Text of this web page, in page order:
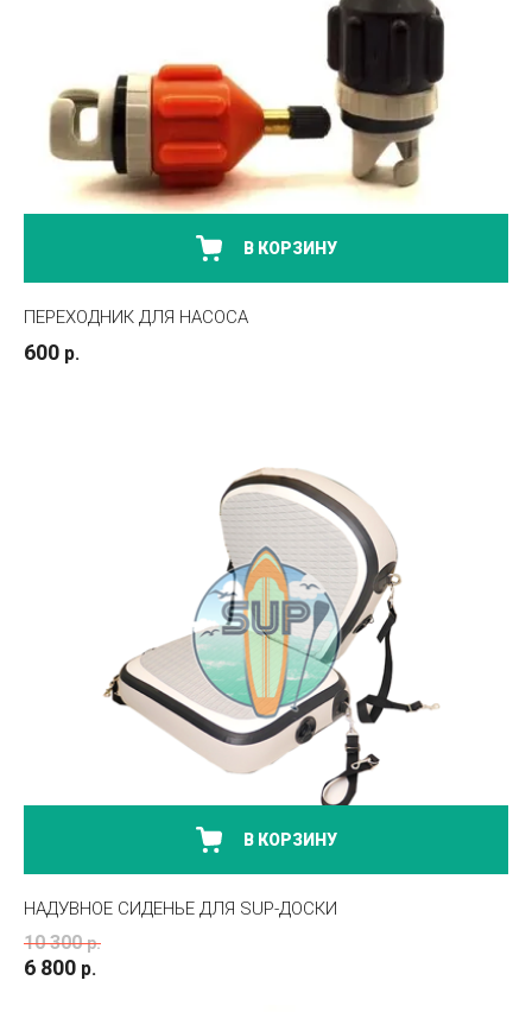
В КОРЗИНУ
ПЕРЕХОДНИК ДЛЯ НАСОСА
600 р.
В КОРЗИНУ
НАДУВНОЕ СИДЕНЬЕ ДЛЯ SUP-ДОСКИ
10 300 р.
6 800 р.